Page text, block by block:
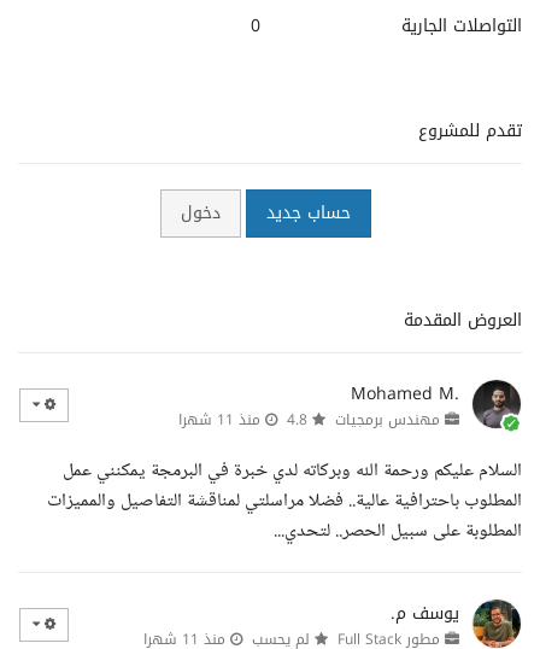
التواصلات الجارية
0
تقدم للمشروع
حساب جديد دخول
العروض المقدمة
Mohamed M.
مهندس برمجيات منذ 11 شهرا
السلام عليكم ورحمة الله وبركاته لدي خبرة في البرمجة يمكنني عمل
المطلوب باحترافية عالية.. فضلا مراسلتي لمناقشة التفاصيل والمميزات
المطلوبة على سبيل الحصر.. لتحدي...
يوسف م.
مطور Full Stack لم يحسب منذ 11 شهرا